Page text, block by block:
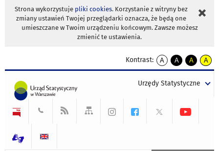
Strona wykorzystuje pliki cookies. Korzystanie z witryny bez
zmiany ustawień Twojej przeglądarki oznacza, że będą one
umieszczane w Twoim urządzeniu końcowym. Zawsze możesz
zmienić te ustawienia.
Kontrast:
A
kontrast
A
kontrast
tekst
czarnym
A
kontrast
tekst
czarnym
A
tekst
żółtym
Urzędy Statystyczne